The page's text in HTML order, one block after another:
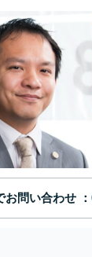
お問い合わせ